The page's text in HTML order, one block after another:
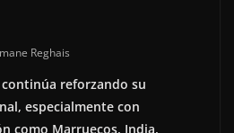
Reghais
reforzando su
especialmente con
como Marruecos, India,